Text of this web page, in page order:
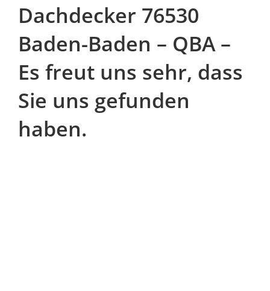
Dachdecker 76530
Baden-Baden – QBA –
Es freut uns sehr, dass
Sie uns gefunden
haben.